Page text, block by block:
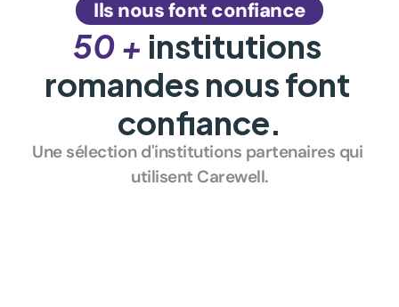
Ils nous font confiance
50 + institutions
romandes nous font
confiance.
Une sélection d'institutions partenaires qui
utilisent Carewell.